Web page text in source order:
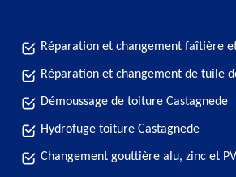
Réparation et changement faîtière
Réparation et changement de tuile
Démoussage de toiture Castagnede
Hydrofuge toiture Castagnede
Changement gouttière alu, zinc et